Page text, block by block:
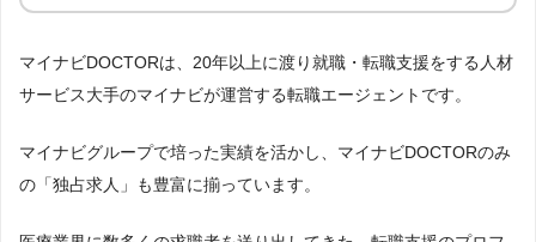
20 シミックドクターキャリア 1件
21 MC-ドクターズネット 0件
マイナビDOCTORは、20年以上に渡り就職・転職支援をする人材
サービス大手のマイナビが運営する転職エージェントです。
マイナビグループで培った実績を活かし、マイナビDOCTORのみ
の「独占求人」も豊富に揃っています。